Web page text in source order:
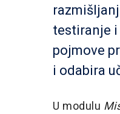
testiranje
pojmove
i odabira
U modulu